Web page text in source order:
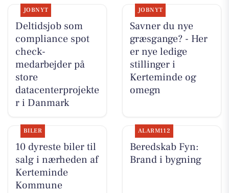
JOBNYT
Deltidsjob som
compliance spot
check-
medarbejder på
store
datacenterprojekte
r i Danmark
JOBNYT
Savner du nye
græsgange? - Her
er nye ledige
stillinger i
Kerteminde og
omegn
BILER
10 dyreste biler til
salg i nærheden af
Kerteminde
Kommune
ALARM112
Beredskab Fyn:
Brand i bygning